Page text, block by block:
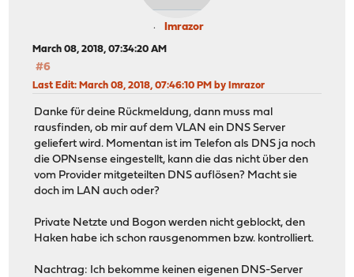
Imrazor
March 08, 2018, 07:34:20 AM
#6
Last Edit: March 08, 2018, 07:46:10 PM by Imrazor
Danke für deine Rückmeldung, dann muss mal
rausfinden, ob mir auf dem VLAN ein DNS Server
geliefert wird. Momentan ist im Telefon als DNS ja noch
die OPNsense eingestellt, kann die das nicht über den
vom Provider mitgeteilten DNS auflösen? Macht sie
doch im LAN auch oder?
Private Netzte und Bogon werden nicht geblockt, den
Haken habe ich schon rausgenommen bzw. kontrolliert.
Nachtrag: Ich bekomme keinen eigenen DNS-Server